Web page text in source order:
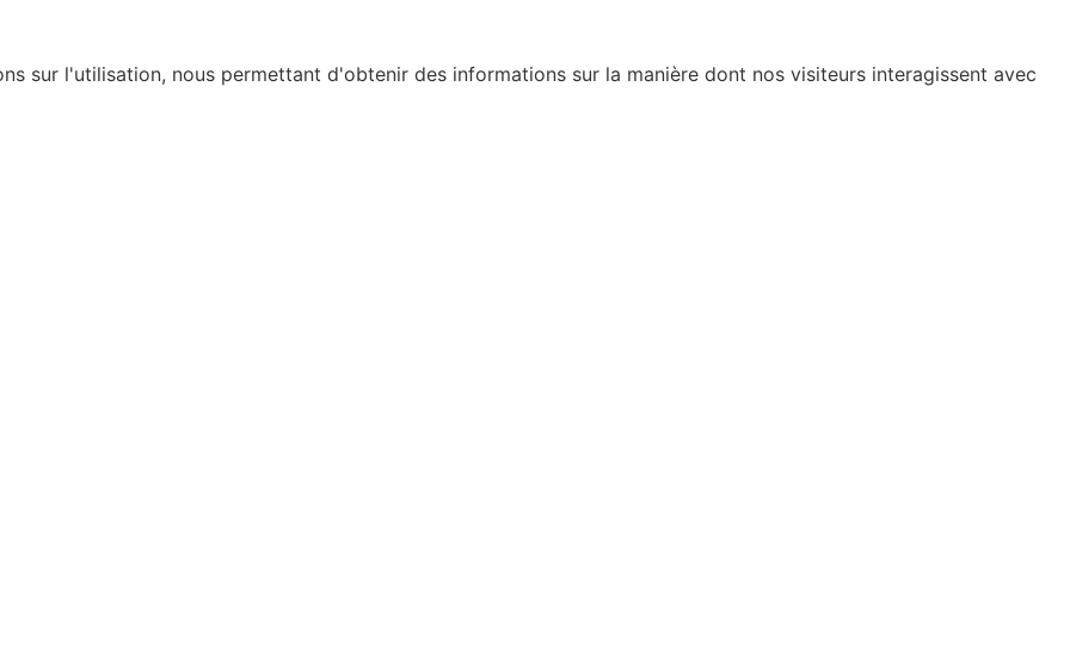
sur l'utilisation, nous permettant d'obtenir des informations sur la manière dont nos visiteurs interagissent avec